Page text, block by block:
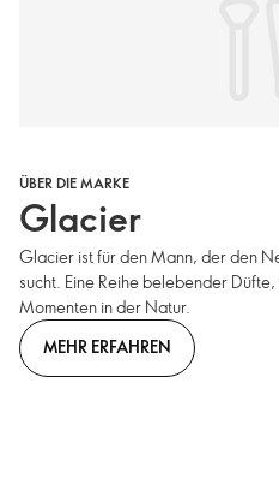
ÜBER DIE MARKE
Glacier
Glacier ist für den Mann, der den
sucht. Eine Reihe belebender
Momenten in der Natur.
MEHR ERFAHREN